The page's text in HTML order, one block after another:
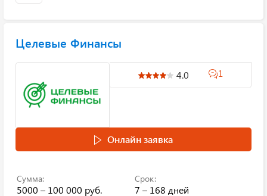
Целевые Финансы
4.0 1
Онлайн заявка
Сумма:
5000 – 100 000 руб.
Срок:
7 – 168 дней